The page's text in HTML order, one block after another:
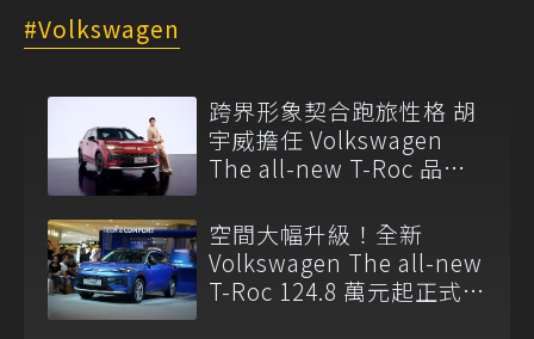
Volkswagen
跨界形象契合跑旅性格 胡
宇威擔任 Volkswagen
The all-new T-Roc 品牌
空間大幅升級！全新
Volkswagen The all-new
T-Roc 124.8 萬元起正式上